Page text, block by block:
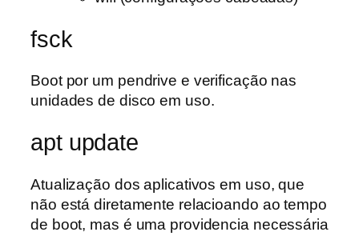
fsck
Boot por um pendrive e verificação nas
unidades de disco em uso.
apt update
Atualização dos aplicativos em uso, que
não está diretamente relacioando ao tempo
de boot, mas é uma providencia necessária